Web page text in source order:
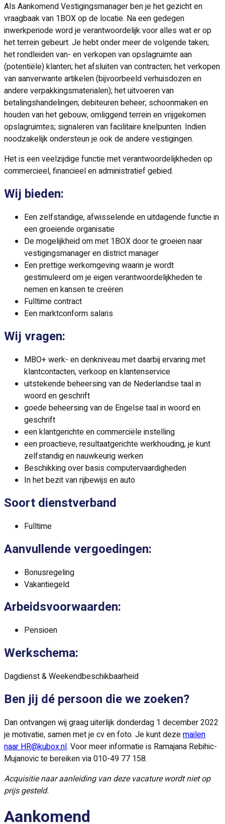
Als Aankomend Vestigingsmanager ben je het gezicht en
vraagbaak van 1BOX op de locatie. Na een gedegen
inwerkperiode word je verantwoordelijk voor alles wat er op
het terrein gebeurt. Je hebt onder meer de volgende taken;
het rondleiden van- en verkopen van opslagruimte aan
(potentiële) klanten; het afsluiten van contracten; het verkopen
van aanverwante artikelen (bijvoorbeeld verhuisdozen en
andere verpakkingsmaterialen); het uitvoeren van
betalingshandelingen; debiteuren beheer; schoonmaken en
houden van het gebouw, omliggend terrein en vrijgekomen
opslagruimtes; signaleren van facilitaire knelpunten. Indien
noodzakelijk ondersteun je ook de andere vestigingen.
Het is een veelzijdige functie met verantwoordelijkheden op
commercieel, financieel en administratief gebied.
Wij bieden:
Een zelfstandige, afwisselende en uitdagende functie in
een groeiende organisatie
De mogelijkheid om met 1BOX door te groeien naar
vestigingsmanager en district manager
Een prettige werkomgeving waarin je wordt
gestimuleerd om je eigen verantwoordelijkheden te
nemen en kansen te creëren
Fulltime contract
Een marktconform salaris
Wij vragen:
MBO+ werk- en denkniveau met daarbij ervaring met
klantcontacten, verkoop en klantenservice
uitstekende beheersing van de Nederlandse taal in
woord en geschrift
goede beheersing van de Engelse taal in woord en
geschrift
een klantgerichte en commerciële instelling
een proactieve, resultaatgerichte werkhouding, je kunt
zelfstandig en nauwkeurig werken
Beschikking over basis computervaardigheden
In het bezit van rijbewijs en auto
Soort dienstverband
Fulltime
Aanvullende vergoedingen:
Bonusregeling
Vakantiegeld
Arbeidsvoorwaarden:
Pensioen
Werkschema:
Dagdienst & Weekendbeschikbaarheid
Ben jij dé persoon die we zoeken?
Dan ontvangen wij graag uiterlijk donderdag 1 december 2022
je motivatie, samen met je cv en foto. Je kunt dezemailen
naar HR@kubox.nl. Voor meer informatie is Ramajana Rebihic-
Mujanovic te bereiken via 010-49 77 158.
Acquisitie naar aanleiding van deze vacature wordt niet op
prijs gesteld.
Aankomend